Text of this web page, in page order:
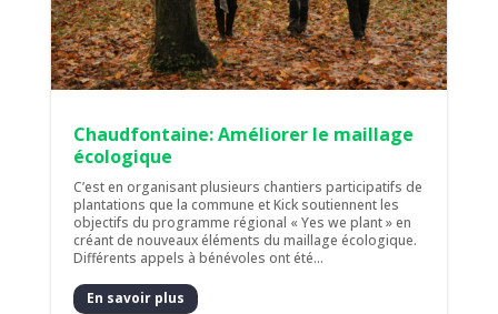
Chaudfontaine: Améliorer le maillage
écologique
C’est en organisant plusieurs chantiers participatifs de
plantations que la commune et Kick soutiennent les
objectifs du programme régional « Yes we plant » en
créant de nouveaux éléments du maillage écologique.
Différents appels à bénévoles ont été...
En savoir plus